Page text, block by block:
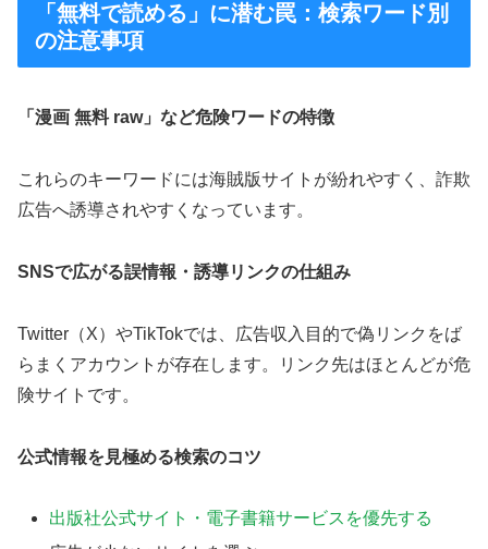
「無料で読める」に潜む罠：検索ワード別
の注意事項
「漫画 無料 raw」など危険ワードの特徴
これらのキーワードには海賊版サイトが紛れやすく、詐欺
広告へ誘導されやすくなっています。
SNSで広がる誤情報・誘導リンクの仕組み
Twitter（X）やTikTokでは、広告収入目的で偽リンクをば
らまくアカウントが存在します。リンク先はほとんどが危
険サイトです。
公式情報を見極める検索のコツ
出版社公式サイト・電子書籍サービスを優先する